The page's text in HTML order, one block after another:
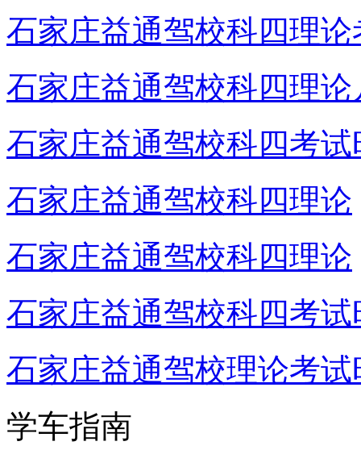
石家庄益通驾校科四理论
石家庄益通驾校科四理论
石家庄益通驾校科四考试
石家庄益通驾校科四理论
石家庄益通驾校科四理论
石家庄益通驾校科四考试
石家庄益通驾校理论考试
学车指南